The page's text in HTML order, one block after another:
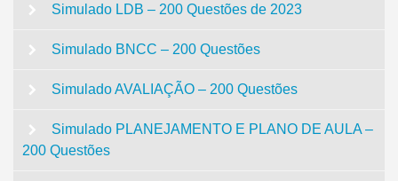
Simulado LDB – 200 Questões de 2023
Simulado BNCC – 200 Questões
Simulado AVALIAÇÃO – 200 Questões
Simulado PLANEJAMENTO E PLANO DE AULA –
200 Questões